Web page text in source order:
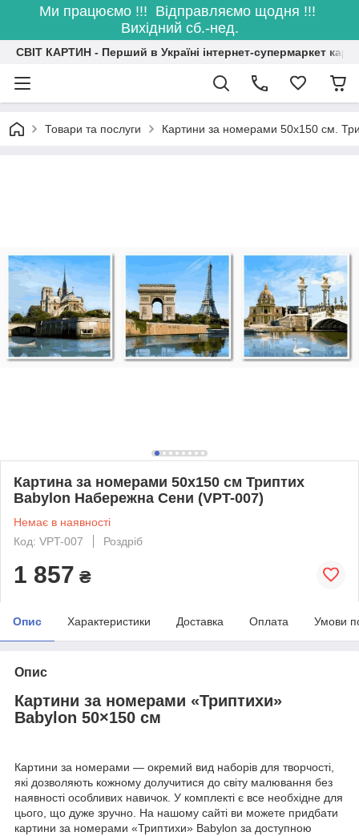
Ми працюємо !!! Відправляємо щодня !!!
Вихідний сб.-нед.
СВІТ КАРТИН - Перший в Україні інтернет-супермаркет
Товари та послуги Картини за номерами 50х150 см.
Картина за номерами 50х150 см Триптих
Babylon Набережна Сени (VPT-007)
Немає в наявності
Код: VPT-007
Роздріб
1 857 ₴
Опис Характеристики Доставка Оплата Умови
Опис
Картини за номерами «Триптихи»
Babylon 50×150 см
Картини за номерами — окремий вид наборів для творчості,
які дозволяють кожному долучитися до світу малювання без
наявності особливих навичок. У комплекті є все необхідне для
цього, що дуже зручно. На нашому сайті ви можете придбати
картини за номерами «Триптихи» Babylon за доступною